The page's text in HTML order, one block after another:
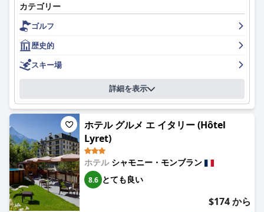
ゲストはホテルの朝食を頻繁に褒め、その質、種類、新鮮さを評
価しています。充実したビュッフェには、絞りたてのオレンジジ
ュース、さまざまなパン、ペストリー、チーズ、ソーセージ、フ
ルーツ、ヨーグルトなどの新鮮なオプションが含まれており、心
温まる満足のいく一日のスタートとなります。フレンドリーなス
タッフが朝食体験をさらに高めます。
ラ・クロワ・ブランシュでの夕食も好評で、ゲストはおいしい料
理、特にスモークミート付きのラクレットを楽しんでいます。息
を呑むような景色を望むレストランのテラスは、食事の雰囲気を
さらに高めます。特定の料理やサービスに関するフィードバック
もありますが、全体的な食事体験は依然として肯定的です。
ラ・クロワ・ブランシュの客室の評価はまちまちです。多くの客
室は広々としており、特にモンブランと周囲の山々の魅力的な景
色を望み、スキー旅行や大人数のグループに適しています。一般
的に清潔で、ケトルや冷蔵庫などのモダンな設備が整っていま
す。ただし、一部の客室は古く、改修が必要な場合があります
が、快適なベッドと効果的な清掃サービスにより、ほとんどのゲ
カテゴリー
ゴルフ
歴史的
スキー場
詳細を表示
ホテル グルメ エ イタリー (Hôtel
Lyret)
ホテル シャモニー・モンブラン
8.6 とても良い
$174 から